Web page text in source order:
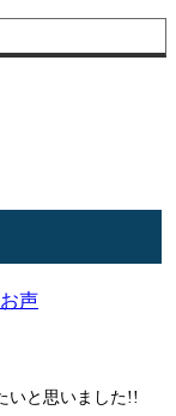
いと思いました!!